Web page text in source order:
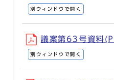
別ウィンドウで開く
議案第63号資料
別ウィンドウで開く